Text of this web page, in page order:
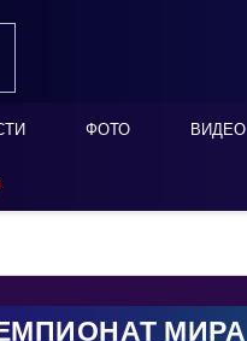
ФОТО ВИДЕО
МИРА